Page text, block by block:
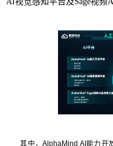
其中，AlphaMind AI能力开